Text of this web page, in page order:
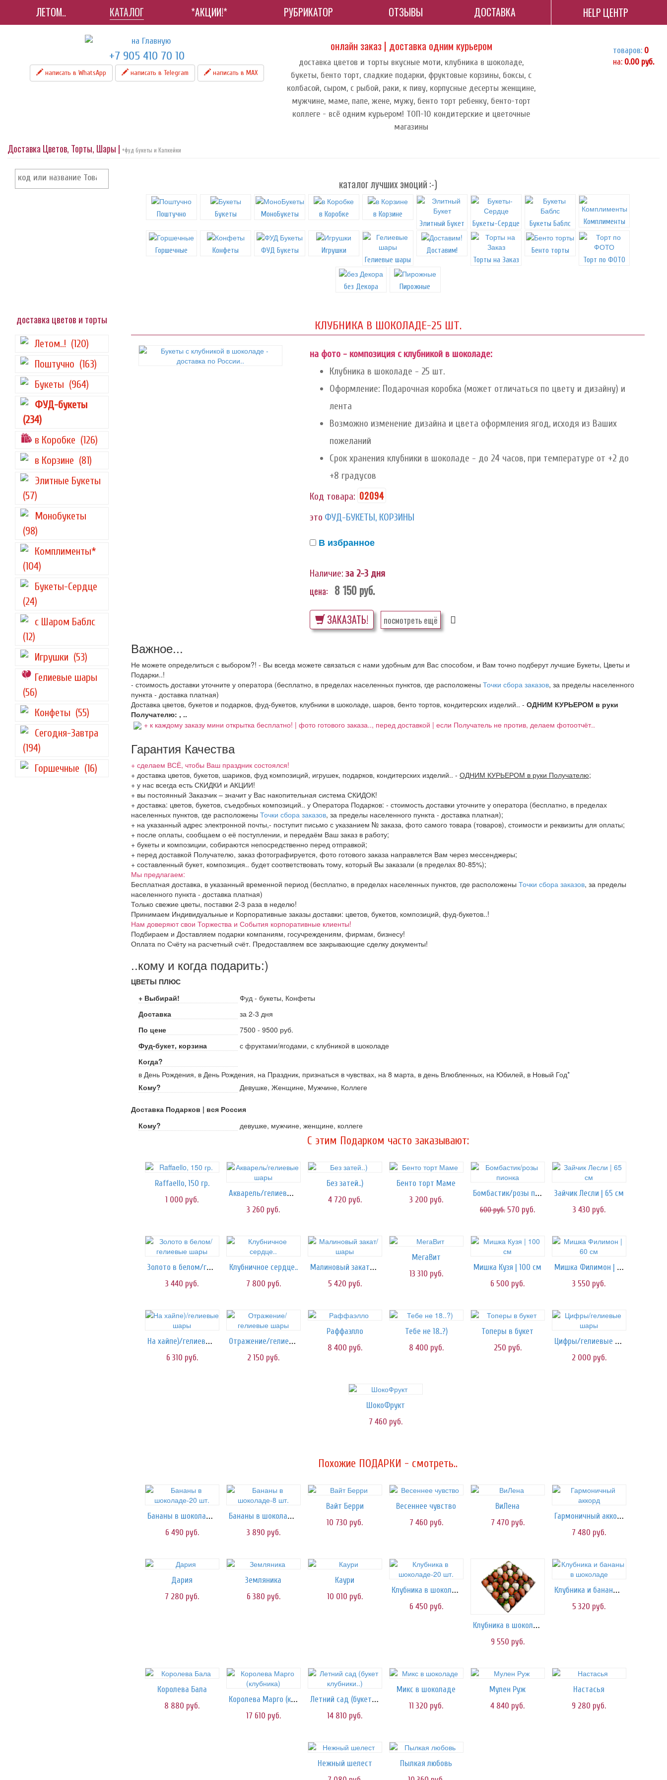
ЛЕТОМ.. КАТАЛОГ *АКЦИИ!* РУБРИКАТОР ОТЗЫВЫ ДОСТАВКА HELP ЦЕНТР
+7 905 410 70 10
написать в WhatsApp написать в Telegram написать в МАХ
онлайн заказ | доставка одним курьером
доставка цветов и торты вкусные моти, клубника в шоколаде,
букеты, бенто торт, сладкие подарки, фруктовые корзины, боксы, с
колбасой, сыром, с рыбой, раки, к пиву, корпусные десерты женщине,
мужчине, маме, папе, жене, мужу, бенто торт ребенку, бенто-торт
коллеге - всё одним курьером! ТОП-10 кондитерские и цветочные
магазины
товаров: 0
на: 0.00 руб.
Доставка Цветов, Торты, Шары | +фуд букеты и Капкейки
каталог лучших эмоций :-)
Поштучно Букеты МоноБукеты в Коробке
в Корзине
Элитный Букет
Букеты-Сердце Букеты Баблс Комплименты
Горшечные Конфеты ФУД Букеты
Игрушки
Гелиевые шары
Доставим!
Торты на Заказ
Бенто торты
Торт по ФОТО
без Декора Пирожные
доставка цветов и торты
Летом..! (120)
Поштучно (163)
Букеты (964)
ФУД-букеты
(234)
в Коробке (126)
в Корзине (81)
Элитные Букеты
(57)
Монобукеты
(98)
Комплименты*
(104)
Букеты-Сердце
(24)
с Шаром Баблс
(12)
Игрушки (53)
Гелиевые шары
(56)
Конфеты (55)
Сегодня-Завтра
(194)
Горшечные (16)
КЛУБНИКА В ШОКОЛАДЕ-25 ШТ.
на фото - композиция с клубникой в шоколаде:
Клубника в шоколаде - 25 шт.
Оформление: Подарочная коробка (может отличаться по цвету и дизайну) и
лента
Возможно изменение дизайна и цвета оформления ягод, исходя из Ваших
пожеланий
Срок хранения клубники в шоколаде - до 24 часов, при температуре от +2 до
+8 градусов
Код товара: 02094
это ФУД-БУКЕТЫ, КОРЗИНЫ
В избранное
Наличие: за 2-3 дня
цена: 8 150руб.
ЗАКАЗАТЬ! посмотреть ещё
Важное...
Не можете определиться с выбором?! - Вы всегда можете связаться с нами удобным для Вас способом, и Вам точно подберут лучшие Букеты, Цветы и
Подарки..!
- стоимость доставки уточните у оператора (бесплатно, в пределах населенных пунктов, где расположены Точки сбора заказов, за пределы населенного
пункта - доставка платная)
Доставка цветов, букетов и подарков, фуд-букетов, клубники в шоколаде, шаров, бенто тортов, кондитерских изделий.. - ОДНИМ КУРЬЕРОМ в руки
Получателю: , ..
+ к каждому заказу мини открытка бесплатно! | фото готового заказа.., перед доставкой | если Получатель не против, делаем фотоотчёт..
Гарантия Качества
+ сделаем ВСЁ, чтобы Ваш праздник состоялся!
+ доставка цветов, букетов, шариков, фуд композиций, игрушек, подарков, кондитерских изделий.. - ОДНИМ КУРЬЕРОМ в руки Получателю;
+ у нас всегда есть СКИДКИ и АКЦИИ!
+ вы постоянный Заказчик – значит у Вас накопительная система СКИДОК!
+ доставка: цветов, букетов, съедобных композиций.. у Оператора Подарков: - стоимость доставки уточните у оператора (бесплатно, в пределах
населенных пунктов, где расположены Точки сбора заказов, за пределы населенного пункта - доставка платная);
+ на указанный адрес электронной почты,- поступит письмо с указанием № заказа, фото самого товара (товаров), стоимости и реквизиты для оплаты;
+ после оплаты, сообщаем о её поступлении, и передаём Ваш заказ в работу;
+ букеты и композиции, собираются непосредственно перед отправкой;
+ перед доставкой Получателю, заказ фотографируется, фото готового заказа направлется Вам через мессенджеры;
+ составленный букет, композиция.. будет соответствовать тому, который Вы заказали (в пределах 80-85%);
Мы предлагаем:
Бесплатная доставка, в указанный временной период (бесплатно, в пределах населенных пунктов, где расположены Точки сбора заказов, за пределы
населенного пункта - доставка платная)
Только свежие цветы, поставки 2-3 раза в неделю!
Принимаем Индивидуальные и Корпоративные заказы доставки: цветов, букетов, композиций, фуд-букетов..!
Нам доверяют свои Торжества и События корпоративные клиенты!
Подбираем и Доставляем подарки компаниям, госучреждениям, фирмам, бизнесу!
Оплата по Счёту на расчетный счёт. Предоставляем все закрывающие сделку документы!
..кому и когда подарить:)
ЦВЕТЫ ПЛЮС
+ Выбирай!
Фуд - букеты, Конфеты
Доставка
за 2-3 дня
По цене
7500 - 9500 руб.
Фуд-букет, корзина
с фруктами/ягодами, с клубникой в шоколаде
Когда?
в День Рождения, в День Рождения, на Праздник, признаться в чувствах, на 8 марта, в день Влюбленных, на Юбилей, в Новый Год*
Кому?
Девушке, Женщине, Мужчине, Коллеге
Доставка Подарков | вся Россия
Кому?
девушке, мужчине, женщине, коллеге
C этим Подарком часто заказывают:
Raffaello, 150 гр.
1 000 руб.
Акварель/гелиевые шары
3 260 руб.
Без затей..)
4 720 руб.
Бенто торт Маме
3 200 руб.
Бомбастик/розы пионка
600руб. 570 руб.
Зайчик Лесли | 65 см
3 430 руб.
Золото в белом/гелиевые шары
3 440 руб.
Клубничное сердце..
7 800 руб.
Малиновый закат/шары
5 420 руб.
МегаВит
13 310 руб.
Мишка Кузя | 100 см
6 500 руб.
Мишка Филимон | 60 см
3 550 руб.
На хайпе)/гелиевые шары
6 310 руб.
Отражение/гелиевые шары
2 150 руб.
Раффаэлло
8 400 руб.
Тебе не 18..?)
8 400 руб.
Топеры в букет
250 руб.
Цифры/гелиевые шары
2 000 руб.
ШокоФрукт
7 460 руб.
Похожие ПОДАРКИ - смотреть..
Бананы в шоколаде-20 шт.
6 490 руб.
Бананы в шоколаде-8 шт.
3 890 руб.
Вайт Берри
10 730 руб.
Весеннее чувство
7 460 руб.
ВиЛена
7 470 руб.
Гармоничный аккорд
7 480 руб.
Дария
7 280 руб.
Земляника
6 380 руб.
Каури
10 010 руб.
Клубника в шоколаде-20 шт.
6 450 руб.
Клубника в шоколаде-30 шт.
9 550 руб.
Клубника и бананы в шоколаде
5 320 руб.
Королева Бала
8 880 руб.
Королева Марго (клубника)
17 610 руб.
Летний сад (букет клубники..)
14 810 руб.
Микс в шоколаде
11 320 руб.
Мулен Руж
4 840 руб.
Настасья
9 280 руб.
Нежный шелест
Пылкая любовь